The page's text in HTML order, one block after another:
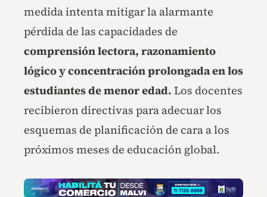
medida intenta mitigar la alarmante
pérdida de las capacidades de
comprensión lectora, razonamiento
lógico y concentración prolongada en los
estudiantes de menor edad. Los docentes
recibieron directivas para adecuar los
esquemas de planificación de cara a los
próximos meses de educación global.